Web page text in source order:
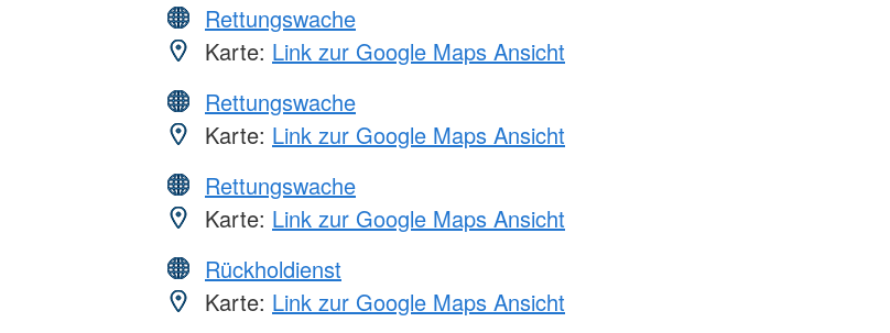
Rettungswache
Karte: Link zur Google Maps Ansicht
Rettungswache
Karte: Link zur Google Maps Ansicht
Rettungswache
Karte: Link zur Google Maps Ansicht
Rückholdienst
Karte: Link zur Google Maps Ansicht